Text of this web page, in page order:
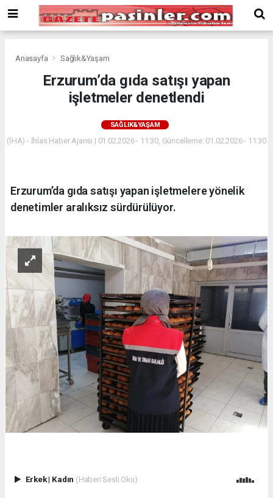
Bonusu
Veren
deneme
siteler
Veren
Anasayfa Sağlık&Yaşam
Erzurum’da gıda satışı yapan
işletmeler denetlendi
SAĞLIK&YAŞAM
(İHA) - İhlas Haber Ajansı | 01.02.2026 - 11:30, Güncelleme: 01.02.2026 - 11:30
Erzurum’da gıda satışı yapan işletmelere yönelik
denetimler aralıksız sürdürülüyor.
Erkek| Kadın (Haberi Sesli Oku)